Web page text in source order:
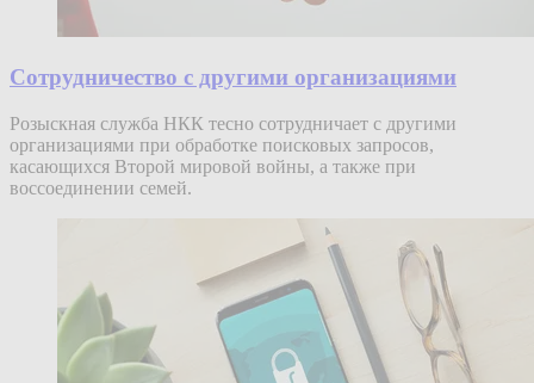
Сотрудничество с другими организациями
Розыскная служба НКК тесно сотрудничает с другими
организациями при обработке поисковых запросов,
касающихся Второй мировой войны, а также при
воссоединении семей.